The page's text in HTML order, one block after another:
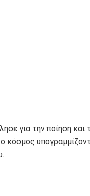
για την ποίηση
κόσμος